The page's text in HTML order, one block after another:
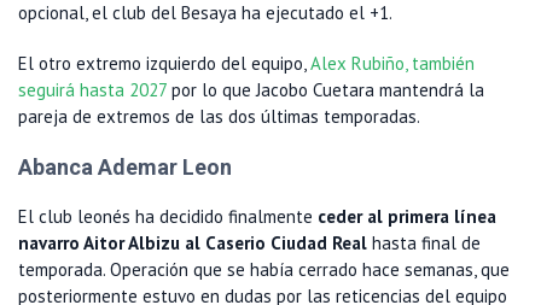
opcional, el club del Besaya ha ejecutado el +1.
El otro extremo izquierdo del equipo,Alex Rubiño, también
seguirá hasta 2027 por lo que Jacobo Cuetara mantendrá la
pareja de extremos de las dos últimas temporadas.
Abanca Ademar Leon
El club leonés ha decidido finalmente ceder al primera línea
navarro Aitor Albizu al Caserio Ciudad Real hasta final de
temporada. Operación que se había cerrado hace semanas, que
posteriormente estuvo en dudas por las reticencias del equipo